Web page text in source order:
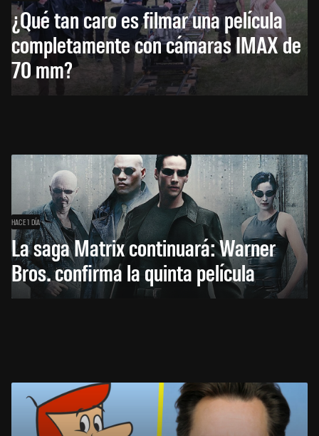
¿Qué tan caro es filmar una película
completamente con cámaras IMAX de
70 mm?
HACE 1 DÍA
La saga Matrix continuará: Warner
Bros. confirma la quinta película